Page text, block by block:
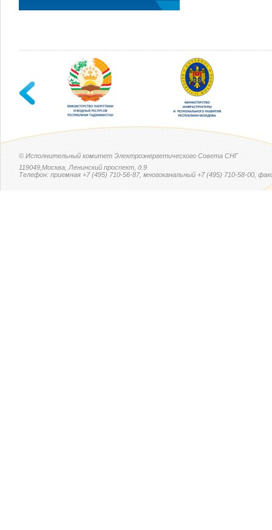
© Исполнительный комитет Электроэнергетического Совета СНГ
119049,Москва, Ленинский проспект, д.9
Телефон: приемная +7 (495) 710-56-87, многоканальный +7 (495) 710-58-00,